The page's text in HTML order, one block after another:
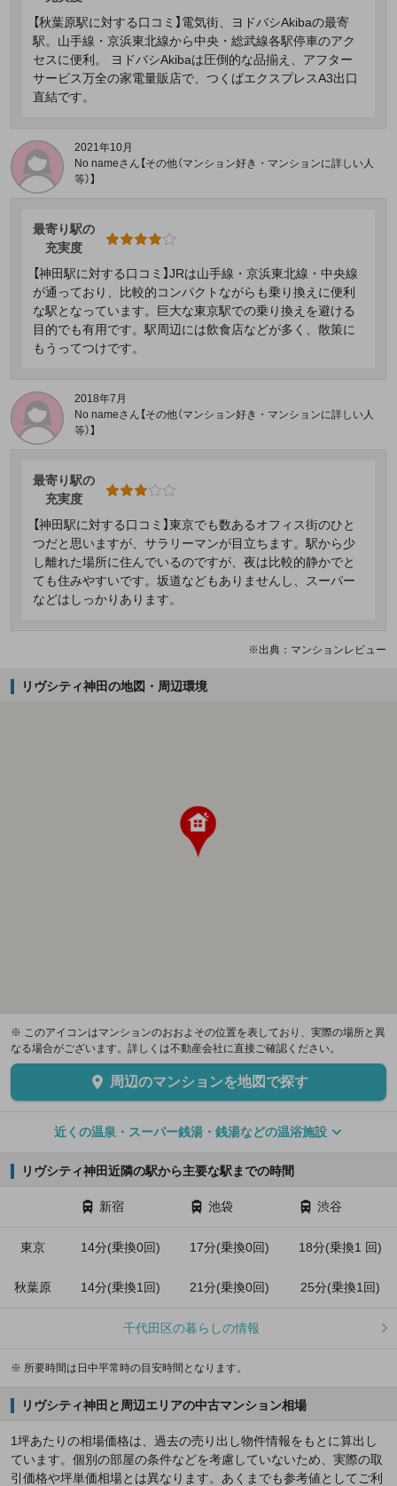
【秋葉原駅に対する口コミ】電気街、ヨドバシAkibaの最寄
駅。山手線・京浜東北線から中央・総武線各駅停車のアク
セスに便利。 ヨドバシAkibaは圧倒的な品揃え、アフター
サービス万全の家電量販店で、つくばエクスプレスA3出口
直結です。
2021年10月
No nameさん【その他（マンション好き・マンションに詳しい人
等）】
最寄り駅の
充実度
【神田駅に対する口コミ】JRは山手線・京浜東北線・中央線
が通っており、比較的コンパクトながらも乗り換えに便利
な駅となっています。巨大な東京駅での乗り換えを避ける
目的でも有用です。駅周辺には飲食店などが多く、散策に
もうってつけです。
2018年7月
No nameさん【その他（マンション好き・マンションに詳しい人
等）】
最寄り駅の
充実度
【神田駅に対する口コミ】東京でも数あるオフィス街のひと
つだと思いますが、サラリーマンが目立ちます。駅から少
し離れた場所に住んでいるのですが、夜は比較的静かでと
ても住みやすいです。坂道などもありませんし、スーパー
などはしっかりあります。
※出典：マンションレビュー
リヴシティ神田の地図・周辺環境
※ このアイコンはマンションのおおよその位置を表しており、実際の場所と異
なる場合がございます。詳しくは不動産会社に直接ご確認ください。
周辺のマンションを地図で探す
近くの温泉・スーパー銭湯・銭湯などの温浴施設
リヴシティ神田近隣の駅から主要な駅までの時間
新宿 池袋 渋谷
東京 14分(乗換0回) 17分(乗換0回) 18分(乗換1 回)
秋葉原 14分(乗換1回) 21分(乗換0回) 25分(乗換1回)
千代田区の暮らしの情報
※ 所要時間は日中平常時の目安時間となります。
リヴシティ神田と周辺エリアの中古マンション相場
1坪あたりの相場価格は、過去の売り出し物件情報をもとに算出し
ています。個別の部屋の条件などを考慮していないため、実際の取
引価格や坪単価相場とは異なります。あくまでも参考値としてご利